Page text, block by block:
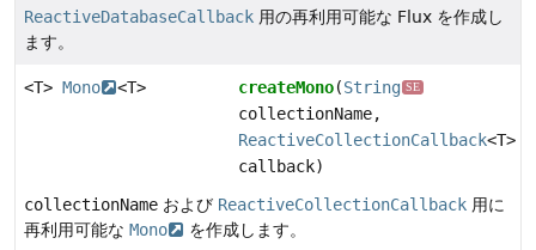
ReactiveDatabaseCallback 用の再利用可能な Flux を作成し
ます。
<T> Mono <T> createMono(String SE
collectionName,
ReactiveCollectionCallback<T>
callback)
collectionName および ReactiveCollectionCallback 用に
再利用可能な Mono を作成します。